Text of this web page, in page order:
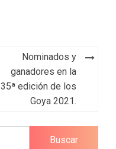
Nominados y
ganadores en la
35ª edición de los
Goya 2021.